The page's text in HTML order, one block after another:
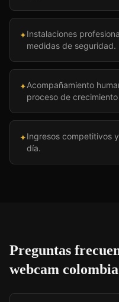
✦Instalaciones
medidas de seguridad.
✦Acompañamiento
proceso de crecimiento
✦Ingresos competitivos
día.
Preguntas
webcam colombia